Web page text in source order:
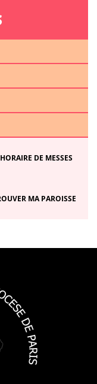
HORAIRE DE MESSES
MA PAROISSE